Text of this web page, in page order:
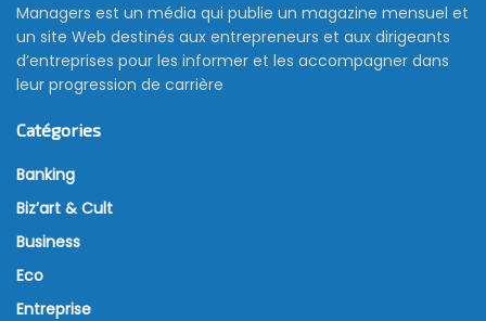
Managers est un média qui publie un magazine mensuel et
un site Web destinés aux entrepreneurs et aux dirigeants
d’entreprises pour les informer et les accompagner dans
leur progression de carrière
Catégories
Banking
Biz’art & Cult
Business
Eco
Entreprise